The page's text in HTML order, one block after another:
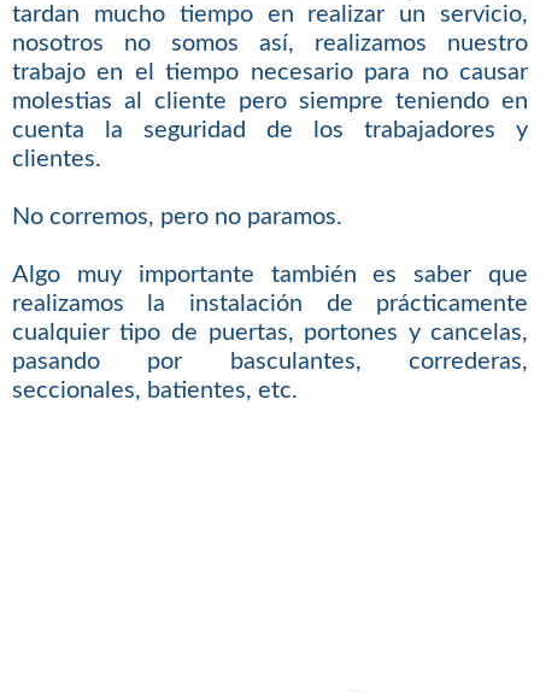
tardan mucho tiempo en realizar un servicio,
nosotros no somos así, realizamos nuestro
trabajo en el tiempo necesario para no causar
molestias al cliente pero siempre teniendo en
cuenta la seguridad de los trabajadores y
clientes.
No corremos, pero no paramos.
Algo muy importante también es saber que
realizamos la instalación de prácticamente
cualquier tipo de puertas, portones y cancelas,
pasando por basculantes, correderas,
seccionales, batientes, etc.